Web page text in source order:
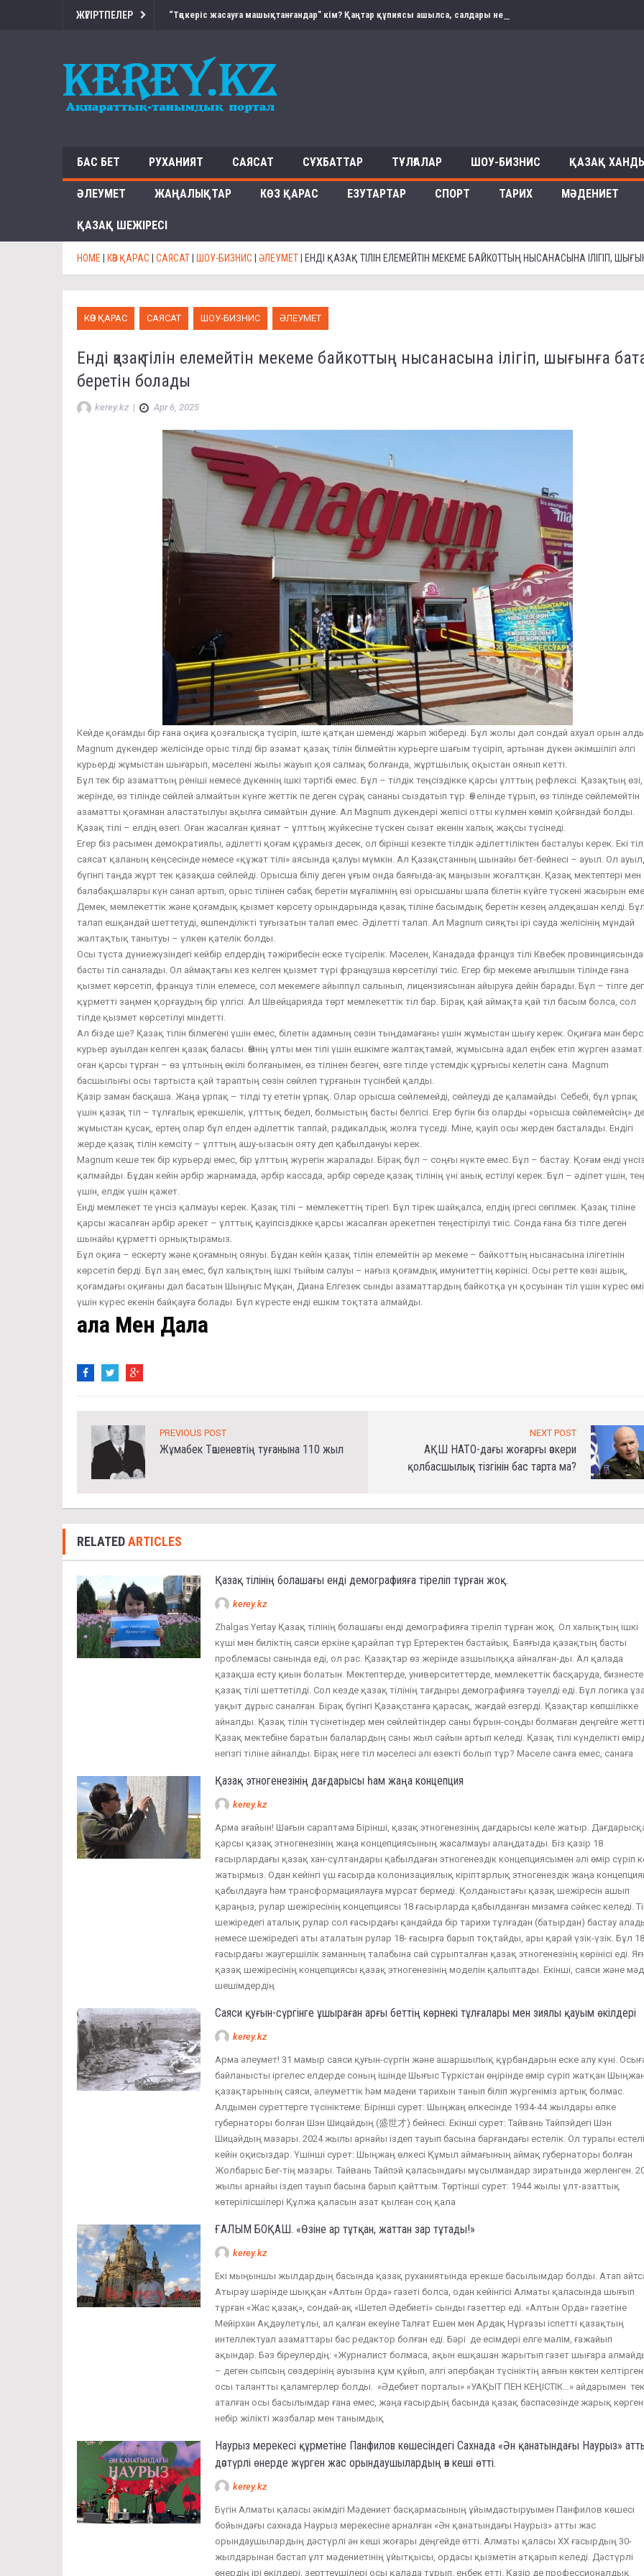
ЖҮГІРТПЕЛЕР “Төңкеріс жасауға машықтанғандар” кім? Қаңтар құпиясы ашылса, салдары не болады? Депутатпен сұхбат
БАС БЕТ РУХАНИЯТ САЯСАТ СҰХБАТТАР ТҰЛҒАЛАР ШОУ-БИЗНИС ҚАЗАҚ
ӘЛЕУМЕТ ЖАҢАЛЫҚТАР КӨЗ ҚАРАС ЕЗУТАРТАР СПОРТ ТАРИХ МӘДЕНИЕТ
ҚАЗАҚ ШЕЖІРЕСІ
HOME КӨЗ ҚАРАС САЯСАТ ШОУ-БИЗНИС ӘЛЕУМЕТ ЕНДІ ҚАЗАҚ ТІЛІН ЕЛЕМЕЙТІН МЕКЕМЕ БАЙКОТТЫҢ НЫСАНАСЫНА ІЛІГІП,
КӨЗ ҚАРАС САЯСАТ ШОУ-БИЗНИС ӘЛЕУМЕТ
Енді қазақ тілін елемейтін мекеме байкоттың нысанасына ілігіп, шығынға
беретін болады
kerey.kz | Apr 6, 2025
Кейде қоғамды бір ғана оқиға қозғалысқа түсіріп, іште қатқан шеменді жарып жібереді. Бұл жолы дәл сондай ахуал орын
Magnum дүкендер желісінде орыс тілді бір азамат қазақ тілін білмейтін курьерге шағым түсіріп, артынан дүкен әкімшілігі әлгі
курьерді жұмыстан шығарып, мәселені жылы жауып қоя салмақ болғанда, жұртшылық оқыстан оянып кетті.
Бұл тек бір азаматтың реніші немесе дүкеннің ішкі тәртібі емес. Бұл – тілдік теңсіздікке қарсы ұлттың рефлексі. Қазақтың өзі,
жерінде, өз тілінде сөйлей алмайтын күнге жеттік пе деген сұрақ сананы сыздатып тұр. Өз елінде тұрып, өз тілінде сөйлемейтін
азаматты қоғамнан аластатылуы ақылға симайтын дүние. Ал Magnum дүкендері желісі отты күлмен көміп қойғандай болды.
Қазақ тілі – елдің өзегі. Оған жасалған қиянат – ұлттың жүйкесіне түскен сызат екенін халық жақсы түсінеді.
Егер біз расымен демократиялы, әділетті қоғам құрамыз десек, ол бірінші кезекте тілдік әділеттіліктен басталуы керек. Екі
саясат қаланың кеңсесінде немесе «құжат тілі» аясында қалуы мүмкін. Ал Қазақстанның шынайы бет-бейнесі – ауыл. Ол
бүгінгі таңда жұрт тек қазақша сөйлейді. Орысша біліу деген ұғым онда баяғыда-ақ маңызын жоғалтқан. Қазақ мектептері мен
балабақшалары күн санап артып, орыс тілінен сабақ беретін мұғалімнің өзі орысшаны шала білетін күйге түскені жасырын
Демек, мемлекеттік және қоғамдық қызмет көрсету орындарында қазақ тіліне басымдық беретін кезең әлдеқашан келді. Бұл
талап ешқандай шеттетуді, өшпенділікті туғызатын талап емес. Әділетті талап. Ал Magnum сияқты ірі сауда желісінің мұндай
жалтақтық танытуы – үлкен қателік болды.
Осы тұста дүниежүзіндегі кейбір елдердің тәжірибесін еске түсірелік. Мәселен, Канадада француз тілі Квебек провинциясында
басты тіл саналады. Ол аймақтағы кез келген қызмет түрі французша көрсетілуі тиіс. Егер бір мекеме ағылшын тілінде ғана
қызмет көрсетіп, француз тілін елемесе, сол мекемеге айыппұл салынып, лицензиясынан айыруға дейін барады. Бұл – тілге
құрметті заңмен қорғаудың бір үлгісі. Ал Швейцарияда төрт мемлекеттік тіл бар. Бірақ қай аймақта қай тіл басым болса, сол
тілде қызмет көрсетілуі міндетті.
Ал бізде ше? Қазақ тілін білмегені үшін емес, білетін адамның сөзін тыңдамағаны үшін жұмыстан шығу керек. Оқиғаға мән
курьер ауылдан келген қазақ баласы. Өзінің ұлты мен тілі үшін ешкімге жалтақтамай, жұмысына адал еңбек етіп жүрген
оған қарсы тұрған – өз ұлтының өкілі болғанымен, өз тілінен безген, өзге тілде үстемдік құрғысы келетін сана. Magnum
басшылығы осы тартыста қай тараптың сөзін сөйлеп тұрғанын түсінбей қалды.
Қазір заман басқаша. Жаңа ұрпақ – тілді ту ететін ұрпақ. Олар орысша сөйлемейді, сөйлеуді де қаламайды. Себебі, бұл ұрпақ
үшін қазақ тіл – тұлғалық ерекшелік, ұлттық бедел, болмыстың басты белгісі. Егер бүгін біз оларды «орысша сөйлемейсің»
жұмыстан қусақ, ертең олар бұл елден әділеттік таппай, радикалдық жолға түседі. Міне, қауіп осы жерден басталады. Ендігі
жерде қазақ тілін кемсіту – ұлттың ашу-ызасын ояту деп қабылдануы керек.
Magnum кеше тек бір курьерді емес, бір ұлттың жүрегін жаралады. Бірақ бұл – соңғы нүкте емес. Бұл – бастау. Қоғам енді үнсіз
қалмайды. Бұдан кейін әрбір жарнамада, әрбір кассада, әрбір сөреде қазақ тілінің үні анық естілуі керек. Бұл – әділет үшін,
үшін, елдік үшін қажет.
Енді мемлекет те үнсіз қалмауы керек. Қазақ тілі – мемлекеттің тірегі. Бұл тірек шайқалса, елдің іргесі сөгілмек. Қазақ тіліне
қарсы жасалған әрбір әрекет – ұлттық қауіпсіздікке қарсы жасалған әрекетпен теңестірілуі тиіс. Сонда ғана біз тілге деген
шынайы құрметті орнықтырамыз.
Бұл оқиға – ескерту және қоғамның оянуы. Бұдан кейін қазақ тілін елемейтін әр мекеме – байкоттың нысанасына ілігетінін
көрсетіп берді. Бұл заң емес, бұл халықтың ішкі тыйым салуы – нағыз қоғамдық имунитеттің көрінісі. Осы ретте көзі ашық,
қоғамдағы оқиғаны дәл басатын Шыңғыс Мұқан, Диана Елгезек сынды азаматтардың байкотқа үн қосуынан тіл үшін күрес
үшін күрес екенін байқауға болады. Бұл күресте енді ешкім тоқтата алмайды.
Қала Мен Дала
PREVIOUS POST
Жұмабек Тәшеневтің туғанына 110 жыл
NEXT POST
АҚШ НАТО-дағы жоғарғы әскери
қолбасшылық тізгінін бас тарта ма?
RELATEDARTICLES
Қазақ тілінің болашағы енді демографияға тіреліп тұрған жоқ.
kerey.kz
Zhalgas Yertay Қазақ тілінің болашағы енді демографияға тіреліп тұрған жоқ. Ол халықтың ішкі
күші мен биліктің саяси еркіне қарайлап тұр Ертеректен бастайық. Баяғыда қазақтың басты
проблемасы санында еді, ол рас. Қазақтар өз жерінде азшылыққа айналған-ды. Ал қалада
қазақша есту қиын болатын. Мектептерде, университеттерде, мемлекеттік басқаруда, бизнесте
қазақ тілі шеттетілді. Сол кезде қазақ тілінің тағдыры демографияға тәуелді еді. Бұл логика
уақыт дұрыс саналған. Бірақ бүгінгі Қазақстанға қарасақ, жағдай өзгерді. Қазақтар көпшілікке
айналды. Қазақ тілін түсінетіндер мен сөйлейтіндер саны бұрын-соңды болмаған деңгейге жетті.
Қазақ мектебіне баратын балалардың саны жыл сайын артып келеді. Қазақ тілі күнделікті
негізгі тіліне айналды. Бірақ неге тіл мәселесі әлі өзекті болып тұр? Мәселе санға емес, санаға
Қазақ этногенезінің дағдарысы һам жаңа концепция
kerey.kz
Арма ағайын! Шағын сараптама Бірінші, қазақ этногенезінің дағдарысы келе жатыр.
қарсы қазақ этногенезінің жаңа концепциясының жасалмауы алаңдатады. Біз қазір 18
ғасырлардағы қазақ хан-сұлтандары қабылдаған этногенездік концепциясымен әлі өмір сүріп
жатырмыз. Одан кейінгі үш ғасырда колонизациялық кіріптарлық этногенездік жаңа
қабылдауға һәм трансформациялауға мұрсат бермеді. Қолданыстағы қазақ шежіресін ашып
қараңыз, рулар шежіресінің концепциясы 18 ғасырларда қабылданған мизамға сәйкес келеді.
шежіредегі аталық рулар сол ғасырдағы қандайда бір тарихи тұлғадан (батырдан) бастау
немесе шежіредегі аты аталатын рулар 18- ғасырға барып тоқтайды, ары қарай үзік-үзік. Бұл
ғасырдағы жаугершілік заманның талабына сай сұрыпталған қазақ этногенезінің көрінісі еді.
қазақ шежіресінің концепциясы қазақ этногенезінің моделін қалыптады. Екінші, саяси және
шешімдердің
Саяси қуғын-сүргінге ұшыраған арғы беттің көрнекі тұлғалары мен зиялы қауым өкілдері
kerey.kz
Арма әлеумет! 31 мамыр саяси қуғын-сүргін және ашаршылық құрбандарын еске алу күні.
байланысты іргелес елдерде соның ішінде Шығыс Түркістан өңірінде өмір сүріп жатқан
қазақтарының саяси, әлеуметтік һәм мәдени тарихын танып біліп жүргеніміз артық болмас.
Алдымен суреттерге түсініктеме: Бірінші сурет: Шыңжаң өлкесінде 1934-44 жылдары өлке
губернаторы болған Шэн Шицайдың (盛世才) бейнесі. Екінші сурет: Тайвань Тайпэйдегі Шэн
Шицайдың мазары. 2024 жылы арнайы іздеп тауып басына барғандағы естелік. Ол туралы
кейін оқисыздар. Үшінші сурет: Шыңжаң өлкесі Құмыл аймағының аймақ губернаторы болған
Жолбарыс Бег-тің мазары. Тайвань Тайпэй қаласындағы мұсылмандар зиратында жерленген.
жылы арнайы іздеп тауып басына барып қайттым. Төртінші сурет: 1944 жылы ұлт-азаттық
көтерілісшілері Құлжа қаласын азат қылған соң қала
ҒАЛЫМ БОҚАШ. «Өзіне ар тұтқан, жаттан зар тұтады!»
kerey.kz
Екі мыңыншы жылдардың басында қазақ руханиятында ерекше басылымдар болды. Атап
Атырау шәрінде шыққан «Алтын Орда» газеті болса, одан кейінгісі Алматы қаласында шығып
тұрған «Жас қазақ», сондай-ақ «Шетел Әдебиеті» сынды газеттер еді. «Алтын Орда» газетіне
Мейірхан Ақдәулетұлы, ал қалған екеуіне Талғат Ешен мен Ардақ Нұрғазы іспетті қазақтың
интеллектуал азаматтары бас редактор болған еді. Бәрі де есімдері елге мәлім, ғажайып
ақындар. Бәз біреулердің: «Журналист болмаса, ақын ешқашан жарытып газет шығара
– деген сыпсың сөздерінің ауызына құм құйып, әлгі әпербақан түсініктің аяғын көктен
осы талантты қаламгерлер болды. «Әдебиет порталы» «УАҚЫТ ПЕН КЕҢІСТІК…» айдарымен тек
аталған осы басылымдар ғана емес, жаңа ғасырдың басында қазақ баспасөзінде жарық көрген
небір жілікті жазбалар мен танымдық
Наурыз мерекесі құрметіне Панфилов көшесіндегі Сахнада «Ән қанатындағы Наурыз»
дәстүрлі өнерде жүрген жас орындаушылардың ән кеші өтті.
kerey.kz
Бүгін Алматы қаласы әкімдігі Мәдениет басқармасының ұйымдастыруымен Панфилов көшесі
бойындағы сахнада Наурыз мерекесіне арналған «Ән қанатындағы Наурыз» атты жас
орындаушылардың дәстүрлі ән кеші жоғары деңгейде өтті. Алматы қаласы ХХ ғасырдың 30-
жылдарынан бастап ұлт мәдениетінің ұйытқысы, ордасы қызметін атқарып келеді. Дәстүрлі
өнердің ірі өкілдері, зерттеушілері осы қалада тұрып, еңбек етті. Қазір де профессионалдық